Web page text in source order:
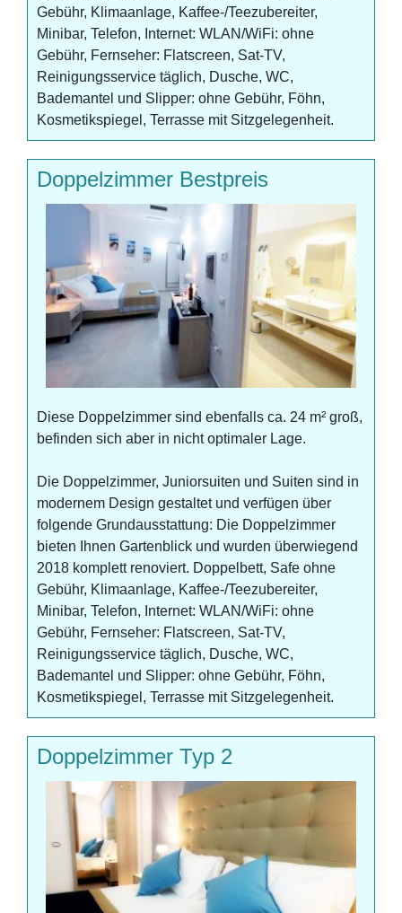
Gebühr, Klimaanlage, Kaffee-/Teezubereiter,
Minibar, Telefon, Internet: WLAN/WiFi: ohne
Gebühr, Fernseher: Flatscreen, Sat-TV,
Reinigungsservice täglich, Dusche, WC,
Bademantel und Slipper: ohne Gebühr, Föhn,
Kosmetikspiegel, Terrasse mit Sitzgelegenheit.
Doppelzimmer Bestpreis
Diese Doppelzimmer sind ebenfalls ca. 24 m² groß,
befinden sich aber in nicht optimaler Lage.
Die Doppelzimmer, Juniorsuiten und Suiten sind in
modernem Design gestaltet und verfügen über
folgende Grundausstattung: Die Doppelzimmer
bieten Ihnen Gartenblick und wurden überwiegend
2018 komplett renoviert. Doppelbett, Safe ohne
Gebühr, Klimaanlage, Kaffee-/Teezubereiter,
Minibar, Telefon, Internet: WLAN/WiFi: ohne
Gebühr, Fernseher: Flatscreen, Sat-TV,
Reinigungsservice täglich, Dusche, WC,
Bademantel und Slipper: ohne Gebühr, Föhn,
Kosmetikspiegel, Terrasse mit Sitzgelegenheit.
Doppelzimmer Typ 2